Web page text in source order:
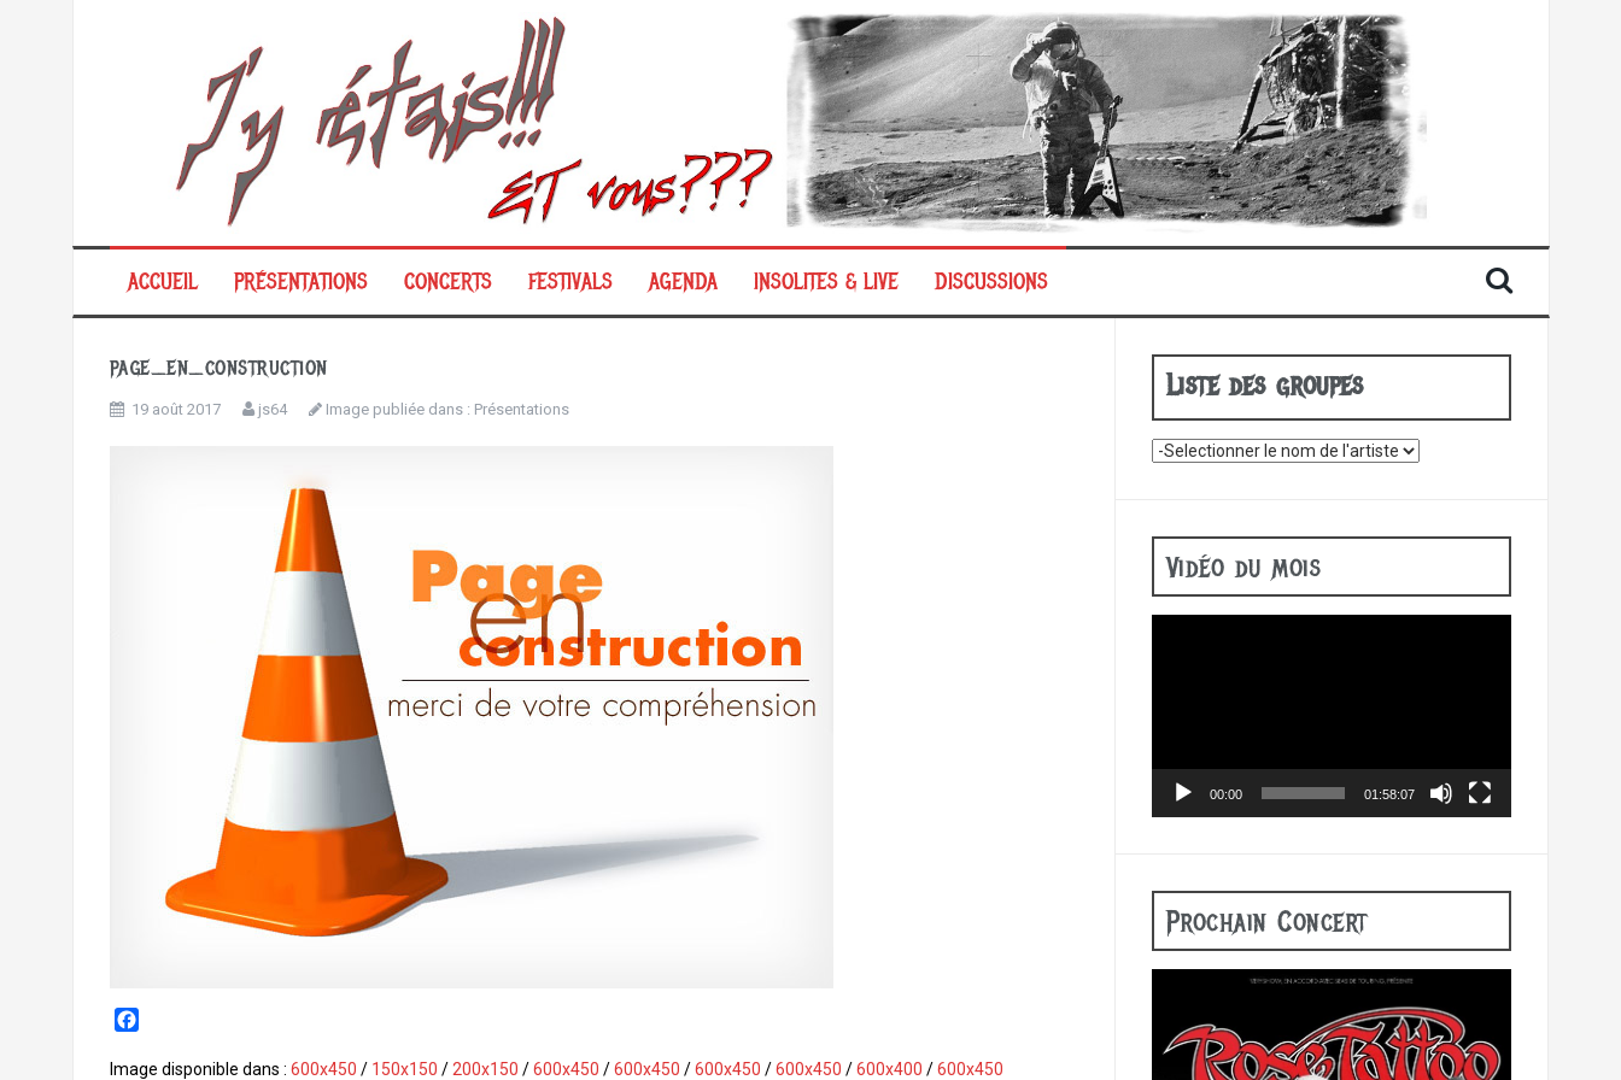
ACCUEIL PRÉSENTATIONS CONCERTS FESTIVALS AGENDA INSOLITES & LIVE DISCUSSIONS
page_en_construction
19 août 2017 js64 Image publiée dans : Présentations
c
Image disponible dans : 600x450 / 150x150 / 200x150 /600x450 /600x450 /600x450 /600x450 /600x400 /600x450
Liste des groupes
Vidéo du mois
00:00 01:58:07
Prochain Concert